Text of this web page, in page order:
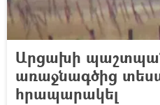
Արցախի
առաջնագծից
հրապարակել